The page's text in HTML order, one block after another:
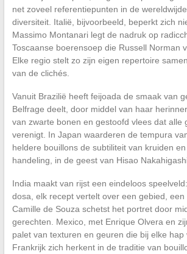
net zoveel referentiepunten in de
diversiteit. Italië, bijvoorbeeld, beperkt zich
Massimo Montanari legt de nadruk op
Toscaanse boerensoep die Russell Norman
Elke regio stelt zo zijn eigen repertoire
van de clichés.
Vanuit Brazilië heeft feijoada de smaak van
Belfrage deelt, door middel van haar
van zwarte bonen en gestoofd vlees dat alle
verenigt. In Japan waarderen de tempura
heldere bouillons de subtiliteit van kruiden
handeling, in de geest van Hisao
India maakt van rijst een eindeloos speelveld:
dosa, elk recept vertelt over een gebied,
Camille de Souza schetst het portret door
gerechten. Mexico, met Enrique Olvera en
palet van texturen en geuren die bij elke hap
Frankrijk zich herkent in de traditie van